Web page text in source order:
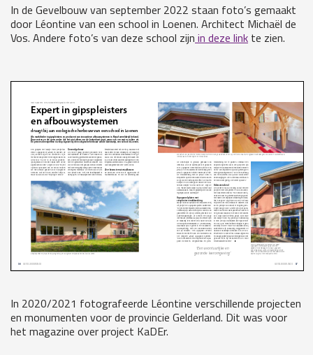
In de Gevelbouw van september 2022 staan foto’s gemaakt
door Léontine van een school in Loenen. Architect Michaël de
Vos. Andere foto’s van deze school zijn in deze link te zien.
In 2020/2021 fotografeerde Léontine verschillende projecten
en monumenten voor de provincie Gelderland. Dit was voor
het magazine over project KaDEr.